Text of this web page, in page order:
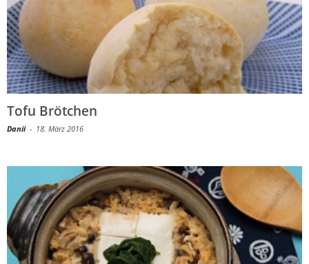
Tofu Brötchen
Danii - 18. März 2016